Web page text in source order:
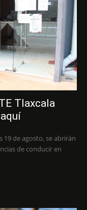
Tlaxcala
19 de agosto, se abrirán
de conducir en